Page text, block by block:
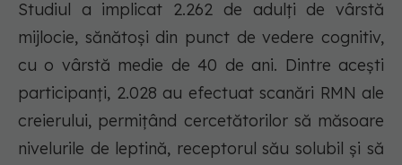
Studiul a implicat 2.262 de adulți de vârstă
mijlocie, sănătoși din punct de vedere cognitiv,
cu o vârstă medie de 40 de ani. Dintre acești
participanți, 2.028 au efectuat scanări RMN ale
creierului, permițând cercetătorilor să măsoare
nivelurile de leptină, receptorul său solubil și să